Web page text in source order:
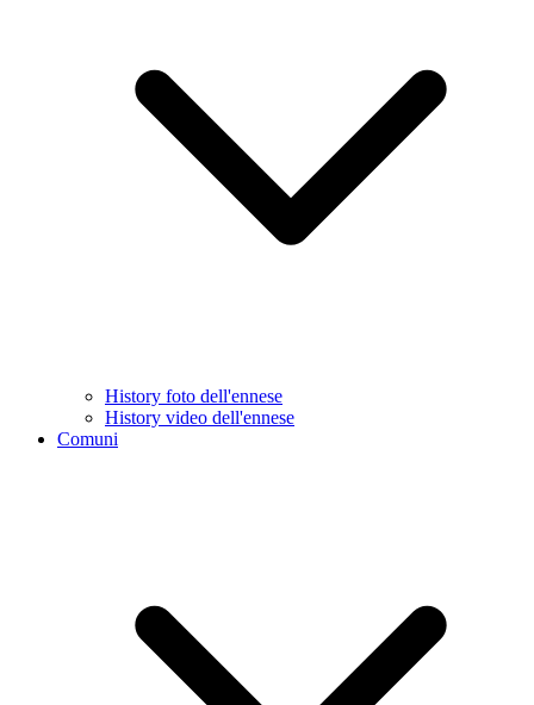
History foto dell'ennese
History video dell'ennese
Comuni